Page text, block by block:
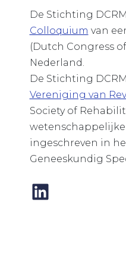
De Stichting
Colloquium van
(Dutch Congress
Nederland.
De Stichting
Vereniging van
Society of
ingeschreven in
Geneeskundig
LinkedIn